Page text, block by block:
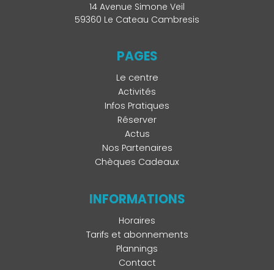
14 Avenue Simone Veil
59360 Le Cateau Cambresis
PAGES
Le centre
Activités
Infos Pratiques
Réserver
Actus
Nos Partenaires
Chèques Cadeaux
INFORMATIONS
Horaires
Tarifs et abonnements
Plannings
Contact